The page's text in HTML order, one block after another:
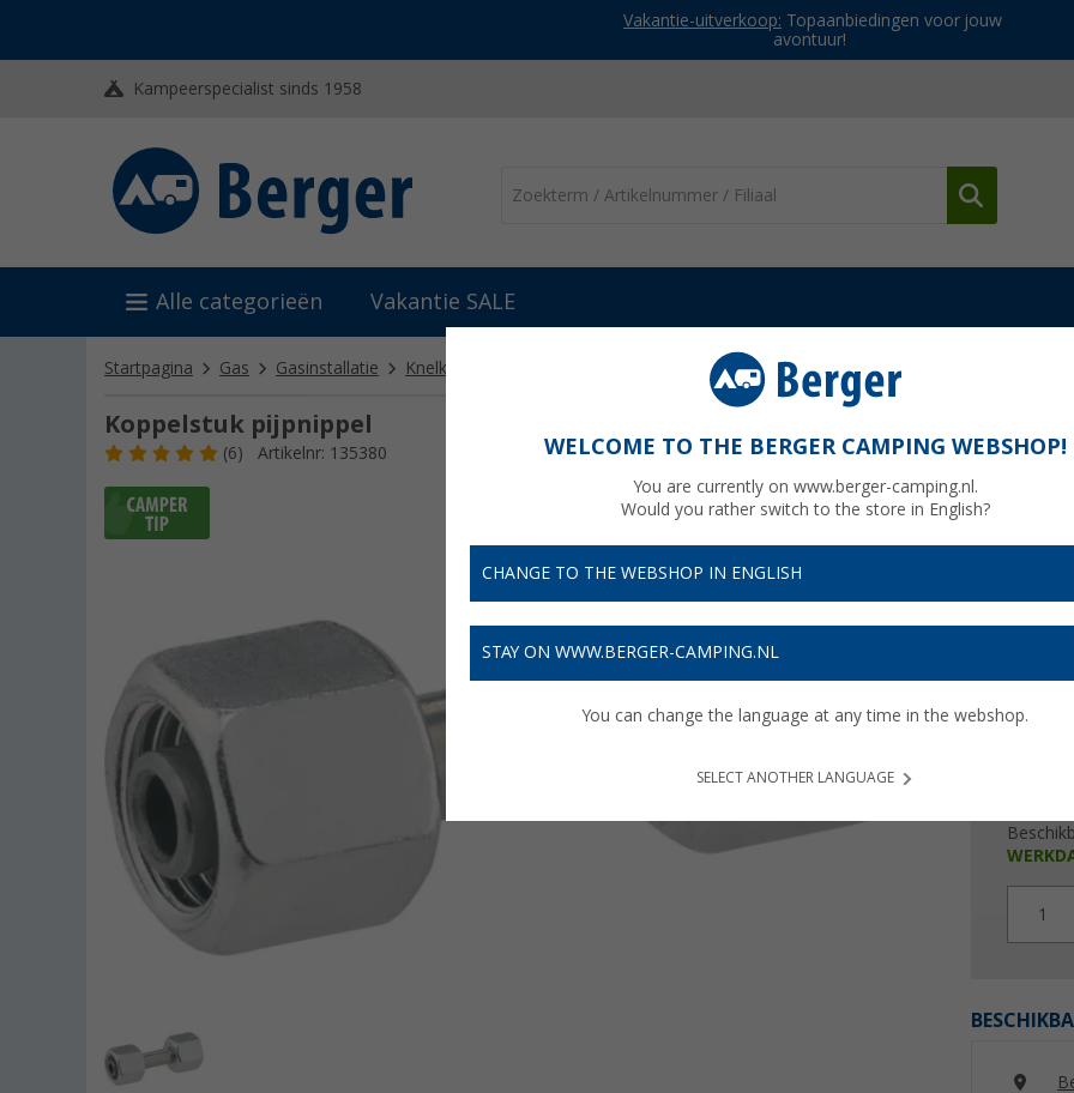
Vakantie-uitverkoop: Topaanbiedingen voor jouw
avontuur!
Kampeerspecialist sinds 1958
Alle categorieën Vakantie SALE
Startpagina Gas Gasinstallatie Knelkoppelingen Koppelstuk pijpnippel
Koppelstuk pijpnippel
(6) Artikelnr: 135380
Prijzen
1
WELCOME TO THE BERGER CAMPING WEBSHOP!
You are currently on www.berger-camping.nl.
Would you rather switch to the store in English?
CHANGE TO THE WEBSHOP IN ENGLISH
STAY ON WWW.BERGER-CAMPING.NL
You can change the language at any time in the webshop.
SELECT ANOTHER LANGUAGE